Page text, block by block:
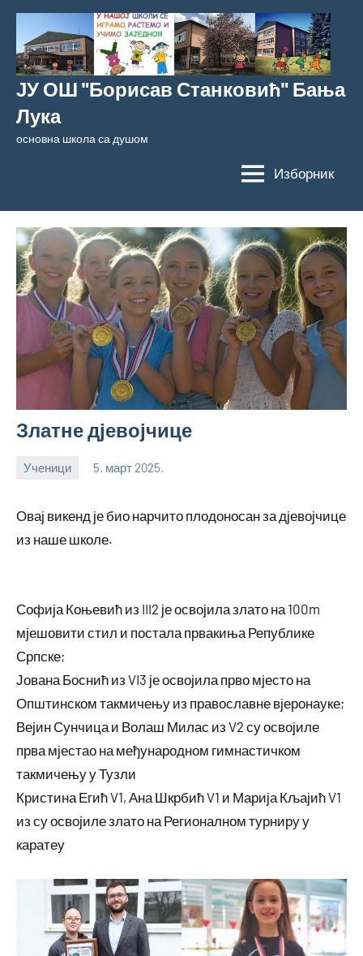
Скочи
садржај
ЈУ ОШ "Борисав Станковић" Бања
Лука
основна школа са душом
Изборник
Златне дјевојчице
Ученици 5. март 2025.
bstankovic
Овај викенд је био нарчито плодоносан за дјевојчице
из наше школе.
Софија Коњевић из III2 је освојила злато на 100m
мјешовити стил и постала првакиња Републике
Српске;
Јована Боснић из VI3 је освојила прво мјесто на
Општинском такмичењу из православне вјеронауке;
Вејин Сунчица и Волаш Милас из V2 су освојиле
прва мјестао на међународном гимнастичком
такмичењу у Тузли
Кристина Егић V1, Ана Шкрбић V1 и Марија Кљајић V1
из су освојиле злато на Регионалном турниру у
каратеу